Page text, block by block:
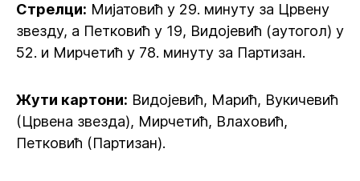
Стрелци: Мијатовић у 29. минуту за Црвену
звезду, а Петковић у 19, Видојевић (аутогол) у
52. и Мирчетић у 78. минуту за Партизан.
Жути картони: Видојевић, Марић, Вукичевић
(Црвена звезда), Мирчетић, Влаховић,
Петковић (Партизан).